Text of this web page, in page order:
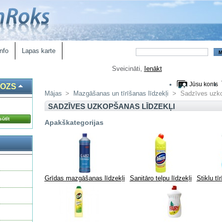
Lapas karte
Sveicināti, Ienākt
Jūsu konts
Mājas > Mazgāšanas un tīrīšanas līdzekļi > Sadzīves
SADZĪVES UZKOPŠANAS LĪDZEKĻI
Apakškategorijas
Grīdas mazgāšanas līdzekļi Sanitāro telpu līdzekļi Stiklu